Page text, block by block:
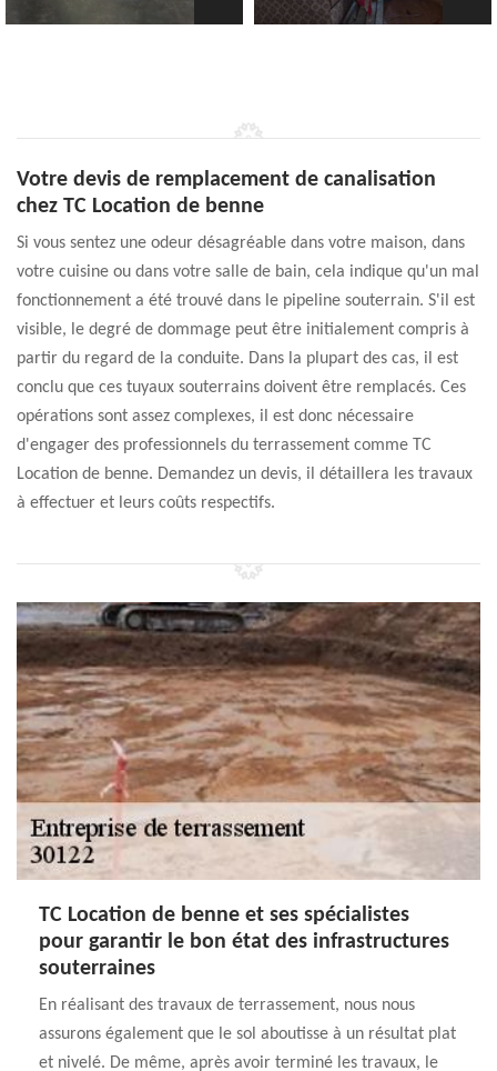
Votre devis de remplacement de canalisation
chez TC Location de benne
Si vous sentez une odeur désagréable dans votre maison, dans
votre cuisine ou dans votre salle de bain, cela indique qu'un mal
fonctionnement a été trouvé dans le pipeline souterrain. S'il est
visible, le degré de dommage peut être initialement compris à
partir du regard de la conduite. Dans la plupart des cas, il est
conclu que ces tuyaux souterrains doivent être remplacés. Ces
opérations sont assez complexes, il est donc nécessaire
d'engager des professionnels du terrassement comme TC
Location de benne. Demandez un devis, il détaillera les travaux
à effectuer et leurs coûts respectifs.
TC Location de benne et ses spécialistes
pour garantir le bon état des infrastructures
souterraines
En réalisant des travaux de terrassement, nous nous
assurons également que le sol aboutisse à un résultat plat
et nivelé. De même, après avoir terminé les travaux, le